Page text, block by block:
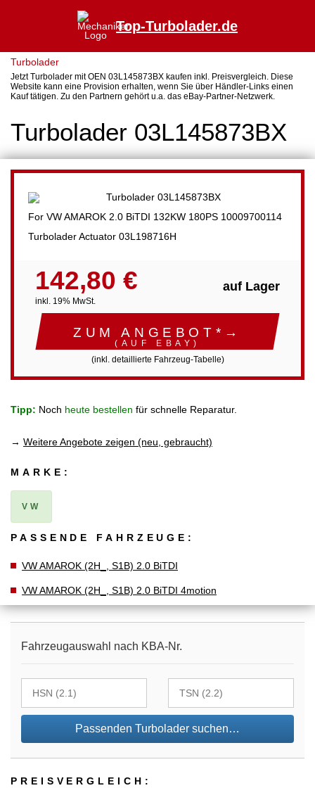
Top-Turbolader.de
Turbolader
Jetzt Turbolader mit OEN 03L145873BX kaufen inkl. Preisvergleich. Diese
Website kann eine Provision erhalten, wenn Sie über Händler-Links einen
Kauf tätigen. Zu den Partnern gehört u.a. das eBay-Partner-Netzwerk.
Turbolader 03L145873BX
For VW AMAROK 2.0 BiTDI 132KW 180PS 10009700114
Turbolader Actuator 03L198716H
142,80 €
inkl. 19% MwSt.
auf Lager
ZUM ANGEBOT*→
(AUF EBAY)
(inkl. detaillierte Fahrzeug-Tabelle)
Tipp: Noch heute bestellen für schnelle Reparatur.
→ Weitere Angebote zeigen (neu, gebraucht)
MARKE:
VW
PASSENDE FAHRZEUGE:
VW AMAROK (2H_, S1B) 2.0 BiTDI
VW AMAROK (2H_, S1B) 2.0 BiTDI 4motion
Fahrzeugauswahl nach KBA-Nr.
Passenden Turbolader suchen…
PREIS­VER­GLEICH: